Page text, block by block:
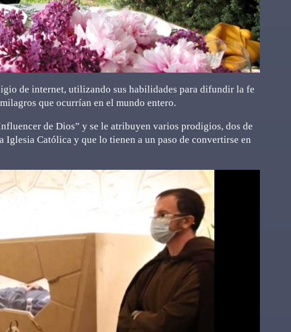
de internet, utilizando sus habilidades para difundir la fe
que ocurrían en el mundo entero.
de Dios” y se le atribuyen varios prodigios, dos de
Católica y que lo tienen a un paso de convertirse en